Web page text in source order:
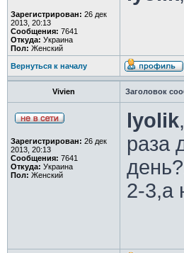
Зарегистрирован: 26 дек
2013, 20:13
Сообщения: 7641
Откуда: Украина
Пол: Женский
Вернуться к началу
Vivien Заголовок
Зарегистрирован: 26 дек
2013, 20:13
Сообщения: 7641
Откуда: Украина
Пол: Женский
lyolik
раза
2-3,а